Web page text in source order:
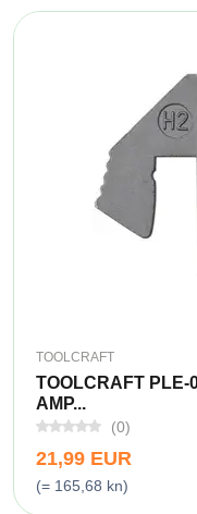
TOOLCRAFT
TOOLCRAFT
AMP...
(0)
21,99 EUR
(= 165,68 kn)